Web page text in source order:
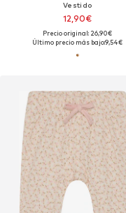
Vestido
12,90€
Precio original: 26,90€
Último precio más bajo:9,54€